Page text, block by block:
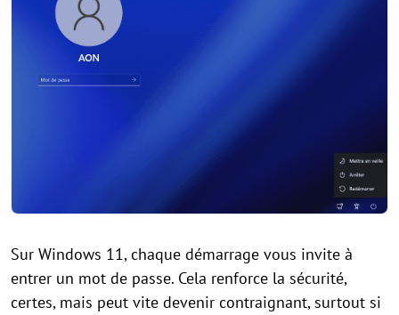
Sur Windows 11, chaque démarrage vous invite à
entrer un mot de passe. Cela renforce la sécurité,
certes, mais peut vite devenir contraignant, surtout si